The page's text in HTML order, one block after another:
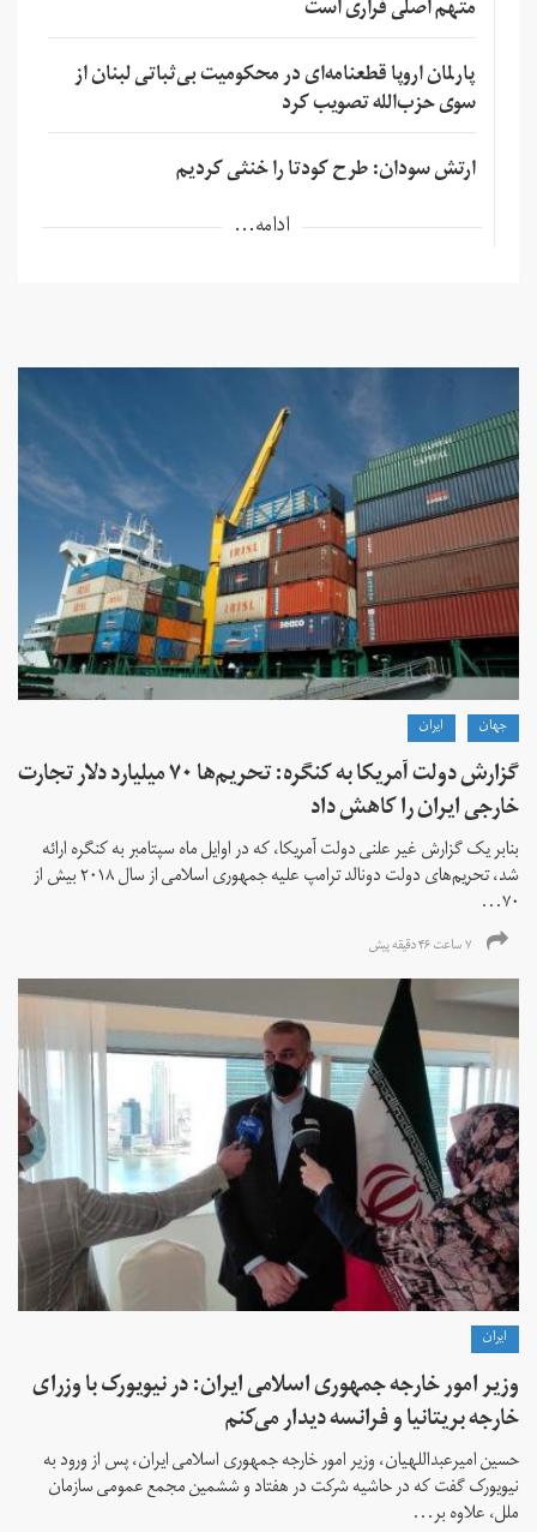
متهم اصلی فراری است
پارلمان اروپا قطعنامه‌ای در محکومیت بی‌ثباتی لبنان از
سوی حزب‌الله تصویب کرد
ارتش سودان: طرح کودتا را خنثی کردیم
ادامه...
جهان ايران
گزارش دولت آمریکا به کنگره: تحریم‌ها ۷۰ میلیارد دلار تجارت
خارجی ایران را کاهش داد
بنابر یک گزارش غیر علنی دولت آمریکا، که در اوایل ماه سپتامبر به کنگره ارائه
شد، تحریم‌های دولت دونالد ترامپ علیه جمهوری اسلامی از سال ۲۰۱۸ بیش از
۷۰...
۷ ساعت ۴۶ دقیقه پیش
ايران
وزیر امور خارجه جمهوری اسلامی ایران: در نیویورک با وزرای
خارجه بریتانیا و فرانسه دیدار می‌کنم
حسین امیرعبداللهیان، وزیر امور خارجه جمهوری اسلامی ایران، پس از ورود به
نیویورک گفت که در حاشیه شرکت در هفتاد و ششمین مجمع عمومی سازمان
ملل، علاوه بر...